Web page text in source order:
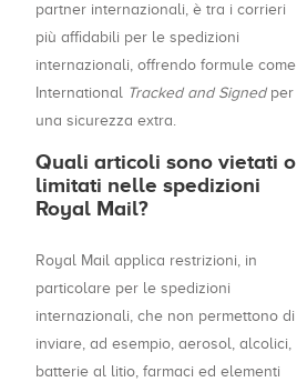
partner internazionali, è tra i corrieri
più affidabili per le spedizioni
internazionali, offrendo formule come
International Tracked and Signedper
una sicurezza extra.
Quali articoli sono vietati o
limitati nelle spedizioni
Royal Mail?
Royal Mail applica restrizioni, in
particolare per le spedizioni
internazionali, che non permettono di
inviare, ad esempio, aerosol, alcolici,
batterie al litio, farmaci ed elementi